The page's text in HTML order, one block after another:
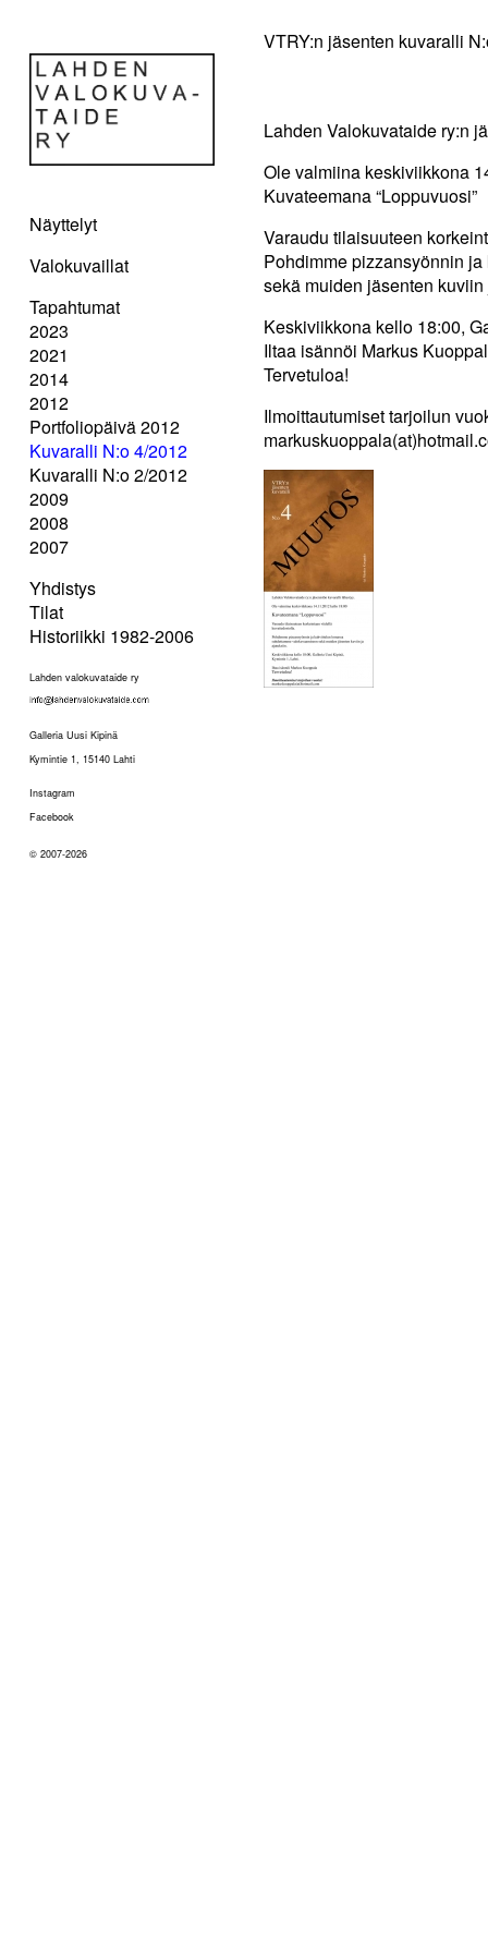
Näyttelyt
Valokuvaillat
Tapahtumat
2023
2021
2014
2012
Portfoliopäivä 2012
Kuvaralli N:o 4/2012
Kuvaralli N:o 2/2012
2009
2008
2007
Yhdistys
Tilat
Historiikki 1982-2006
Lahden valokuvataide ry
Galleria Uusi Kipinä
Kymintie 1, 15140 Lahti
Instagram
Facebook
© 2007-2026
VTRY:n jäsenten kuvaralli
Lahden Valokuvataide ry:n
Ole valmiina keskiviikkona
Kuvateemana “Loppuvuosi”
Varaudu tilaisuuteen
Pohdimme pizzansyönnin
sekä muiden jäsenten
Keskiviikkona kello 18:00,
Iltaa isännöi Markus
Tervetuloa!
Ilmoittautumiset tarjoilun